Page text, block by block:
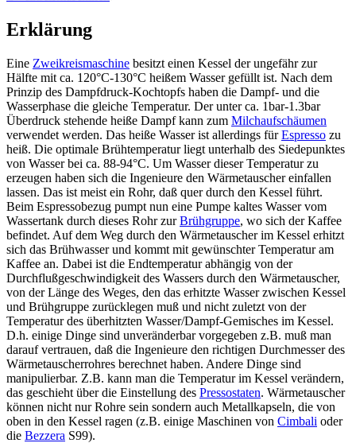
Erklärung
Eine Zweikreismaschine besitzt einen Kessel der ungefähr zur
Hälfte mit ca. 120°C-130°C heißem Wasser gefüllt ist. Nach dem
Prinzip des Dampfdruck-Kochtopfs haben die Dampf- und die
Wasserphase die gleiche Temperatur. Der unter ca. 1bar-1.3bar
Überdruck stehende heiße Dampf kann zum Milchaufschäumen
verwendet werden. Das heiße Wasser ist allerdings fürEspresso zu
heiß. Die optimale Brühtemperatur liegt unterhalb des Siedepunktes
von Wasser bei ca. 88-94°C. Um Wasser dieser Temperatur zu
erzeugen haben sich die Ingenieure den Wärmetauscher einfallen
lassen. Das ist meist ein Rohr, daß quer durch den Kessel führt.
Beim Espressobezug pumpt nun eine Pumpe kaltes Wasser vom
Wassertank durch dieses Rohr zurBrühgruppe, wo sich der Kaffee
befindet. Auf dem Weg durch den Wärmetauscher im Kessel erhitzt
sich das Brühwasser und kommt mit gewünschter Temperatur am
Kaffee an. Dabei ist die Endtemperatur abhängig von der
Durchflußgeschwindigkeit des Wassers durch den Wärmetauscher,
von der Länge des Weges, den das erhitzte Wasser zwischen Kessel
und Brühgruppe zurücklegen muß und nicht zuletzt von der
Temperatur des überhitzten Wasser/Dampf-Gemisches im Kessel.
D.h. einige Dinge sind unveränderbar vorgegeben z.B. muß man
darauf vertrauen, daß die Ingenieure den richtigen Durchmesser des
Wärmetauscherrohres berechnet haben. Andere Dinge sind
manipulierbar. Z.B. kann man die Temperatur im Kessel verändern,
das geschieht über die Einstellung des Pressostaten. Wärmetauscher
können nicht nur Rohre sein sondern auch Metallkapseln, die von
oben in den Kessel ragen (z.B. einige Maschinen von Cimbali oder
die Bezzera S99).